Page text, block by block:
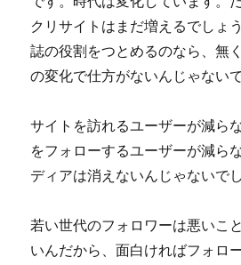
クリサイトはまだ増えるでしょ
誌の役割をつとめるのなら、無
の変化で仕方がないんじゃない
サイトを訪れるユーザーが減ら
をフォローするユーザーが減ら
ディアは消えないんじゃないで
若い世代のフォロワーは悪いこ
いんだから、面白ければフォロ